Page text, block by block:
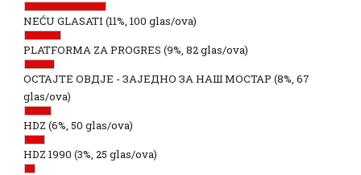
NEĆU GLASATI (11%, 100 glas/ova)
PLATFORMA ZA PROGRES (9%, 82 glas/ova)
ОСТАЈТЕ ОВДЈЕ - ЗАЈЕДНО ЗА НАШ МОСТАР (8%, 67
glas/ova)
HDZ (6%, 50 glas/ova)
HDZ 1990 (3%, 25 glas/ova)